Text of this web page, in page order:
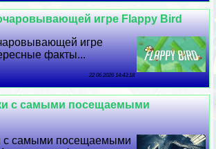
игре Flappy Bird
игре
факты...
22 06 2026 14:43:18
с самыми посещаемыми
с самыми посещаемыми